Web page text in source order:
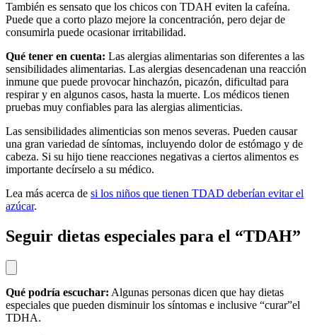
También es sensato que los chicos con TDAH eviten la cafeína.
Puede que a corto plazo mejore la concentración, pero dejar de
consumirla puede ocasionar irritabilidad.
Qué tener en cuenta: Las alergias alimentarias son diferentes a las
sensibilidades alimentarias. Las alergias desencadenan una reacción
inmune que puede provocar hinchazón, picazón, dificultad para
respirar y en algunos casos, hasta la muerte. Los médicos tienen
pruebas muy confiables para las alergias alimenticias.
Las sensibilidades alimenticias son menos severas. Pueden causar
una gran variedad de síntomas, incluyendo dolor de estómago y de
cabeza. Si su hijo tiene reacciones negativas a ciertos alimentos es
importante decírselo a su médico.
Lea más acerca de si los niños que tienen TDAD deberían evitar el
azúcar.
Seguir dietas especiales para el “TDAH”
Qué podría escuchar: Algunas personas dicen que hay dietas
especiales que pueden disminuir los síntomas e inclusive “curar”el
TDHA.